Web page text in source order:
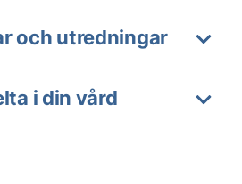
och utredningar
i din vård